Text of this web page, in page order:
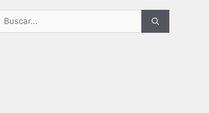
Buscar: